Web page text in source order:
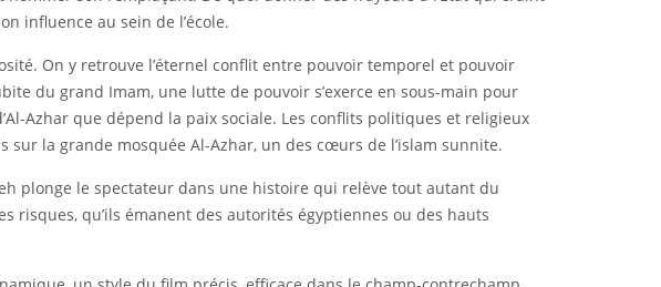
influence au sein de l’école.
On y retrouve l’éternel conflit entre pouvoir temporel et pouvoir
du grand Imam, une lutte de pouvoir s’exerce en sous-main pour
Azhar que dépend la paix sociale. Les conflits politiques et religieux
la grande mosquée Al-Azhar, un des cœurs de l’islam sunnite.
plonge le spectateur dans une histoire qui relève tout autant du
qu’ils émanent des autorités égyptiennes ou des hauts